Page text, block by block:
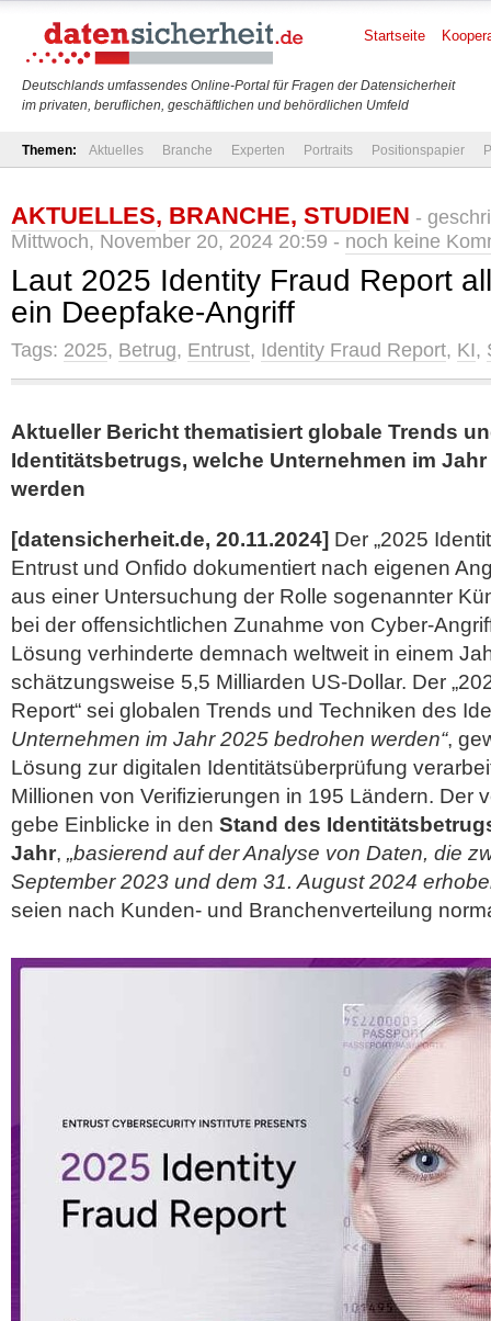
Deutschlands umfassendes Online-Portal für Fragen der Datensicherheit
im privaten, beruflichen, geschäftlichen und behördlichen Umfeld
Startseite
Themen: Aktuelles Branche Experten Portraits Positionspapier
AKTUELLES, BRANCHE, STUDIEN -
Mittwoch, November 20, 2024 20:59 - noch keine
Laut 2025 Identity Fraud Report
ein Deepfake-Angriff
Tags: 2025, Betrug, Entrust, Identity Fraud Report, KI,
Aktueller Bericht thematisiert globale Trends
Identitätsbetrugs, welche Unternehmen im
werden
[datensicherheit.de, 20.11.2024] Der „2025
Entrust und Onfido dokumentiert nach eigenen
aus einer Untersuchung der Rolle sogenannter
bei der offensichtlichen Zunahme von Cyber-
Lösung verhinderte demnach weltweit in einem
schätzungsweise 5,5 Milliarden US-Dollar. Der
Report“ sei globalen Trends und Techniken des
Unternehmen im Jahr 2025 bedrohen werden“,
Lösung zur digitalen Identitätsüberprüfung
Millionen von Verifizierungen in 195 Ländern. Der
gebe Einblicke in den Stand des
Jahr, „basierend auf der Analyse von Daten, die
September 2023 und dem 31. August 2024
seien nach Kunden- und Branchenverteilung